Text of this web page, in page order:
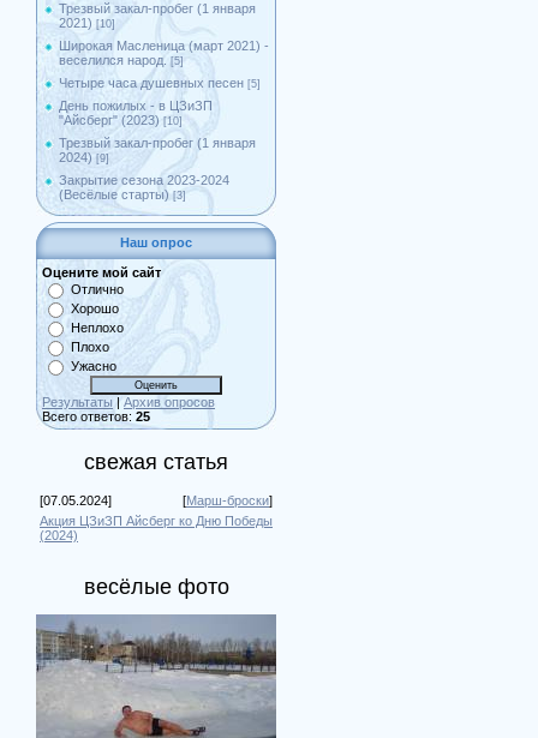
Трезвый закал-пробег (1 января
2021) [10]
Широкая Масленица (март 2021) -
веселился народ.
[5]
Четыре часа душевных песен [5]
День пожилых - в ЦЗиЗП
"Айсберг" (2023) [10]
Трезвый закал-пробег (1 января
2024) [9]
Закрытие сезона 2023-2024
(Весёлые старты) [3]
Наш опрос
Оцените мой сайт
Отлично
Хорошо
Неплохо
Плохо
Ужасно
Результаты | Архив опросов
Всего ответов: 25
свежая статья
[07.05.2024] [Марш-броски]
Акция ЦЗиЗП Айсберг ко Дню Победы
(2024)
весёлые фото